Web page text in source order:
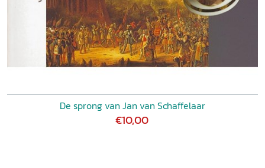
De sprong van Jan van Schaffelaar
€10,00